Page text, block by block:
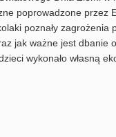
poprowadzone przez
poznały zagrożenia
jak ważne jest dbanie
wykonało własną